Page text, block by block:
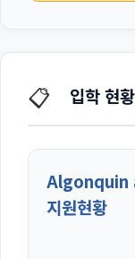
📋 입학 현황
Algonquin
지원현황